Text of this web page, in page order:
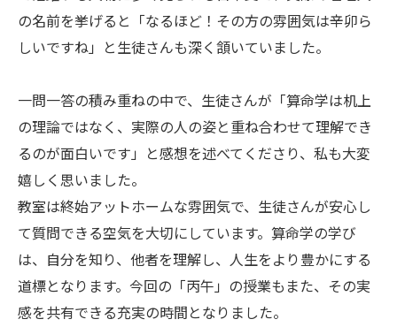
の名前を挙げると「なるほど！その方の雰囲気は辛卯ら
しいですね」と生徒さんも深く頷いていました。
一問一答の積み重ねの中で、生徒さんが「算命学は机上
の理論ではなく、実際の人の姿と重ね合わせて理解でき
るのが面白いです」と感想を述べてくださり、私も大変
嬉しく思いました。
教室は終始アットホームな雰囲気で、生徒さんが安心し
て質問できる空気を大切にしています。算命学の学び
は、自分を知り、他者を理解し、人生をより豊かにする
道標となります。今回の「丙午」の授業もまた、その実
感を共有できる充実の時間となりました。